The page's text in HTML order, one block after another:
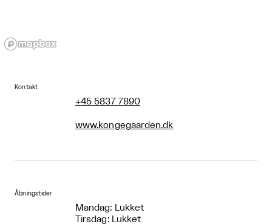
Kontakt
+45 5837 7890
www.kongegaarden.dk
Åbningstider
Mandag: Lukket
Tirsdag: Lukket